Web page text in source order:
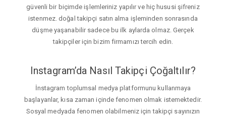
güvenli bir biçimde işlemleriniz yapılır ve hiç hususi şifreniz
istenmez. doğal takipçi satın alma işleminden sonrasında
düşme yaşanabilir sadece bu ilk aylarda olmaz. Gerçek
takipçiler için bizim firmamızı tercih edin.
Instagram’da Nasıl Takipçi Çoğaltılır?
İnstagram toplumsal medya platformunu kullanmaya
başlayanlar, kısa zaman içinde fenomen olmak istemektedir.
Sosyal medyada fenomen olabilmeniz için takipçi sayınızın